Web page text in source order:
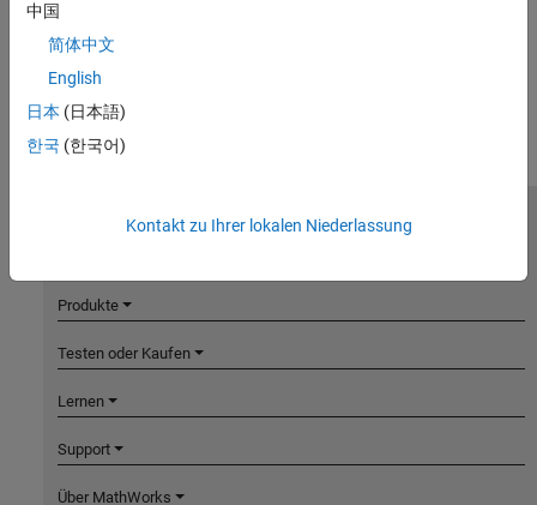
中国
简体中文
English
日本 (日本語)
한국 (한국어)
Kontakt zu Ihrer lokalen Niederlassung
MathWorks
Produkte
Testen oder Kaufen
Lernen
Support
Über MathWorks